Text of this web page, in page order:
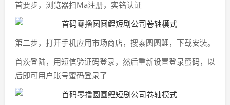
首要步，浏览器扫Ma注册，实铭认证
第二步，打开手机应用市场商店，搜索圆圆鲤，下载安装。
首茨登陆，用短信验证码登录，然后重新设置登录蜜码，以
后即可用户账号蜜码登录了